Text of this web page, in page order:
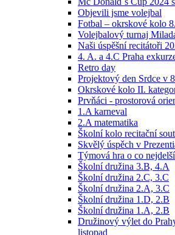
Objevili jsme volejbal
Fotbal – okrskové kolo
Volejbalový turnaj
Naši úspěšní recitátoři
4. A. a 4.C Praha
Retro day
Projektový den Srdce v
Okrskové kolo II.
Prvňáci - prostorová
1.A karneval
2.A matematika
Školní kolo recitační
Skvělý úspěch v
Týmová hra o co
Školní družina 3.B, 4.A
Školní družina 2.C, 3.C
Školní družina 2.A, 3.C
Školní družina 1.D, 2.B
Školní družina 1.A, 2.B
Družinový výlet do
listopad